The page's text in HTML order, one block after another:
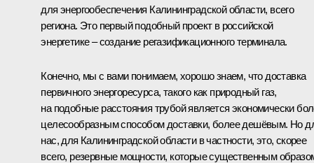
для энергообеспечения Калининградской области, всего
региона. Это первый подобный проект в российской
энергетике – создание регазификационного терминала.
Конечно, мы с вами понимаем, хорошо знаем, что доставка
первичного энергоресурса, такого как природный газ,
на подобные расстояния трубой является экономически
целесообразным способом доставки, более дешёвым. Но
нас, для Калининградской области в частности, это, скорее
всего, резервные мощности, которые существенным